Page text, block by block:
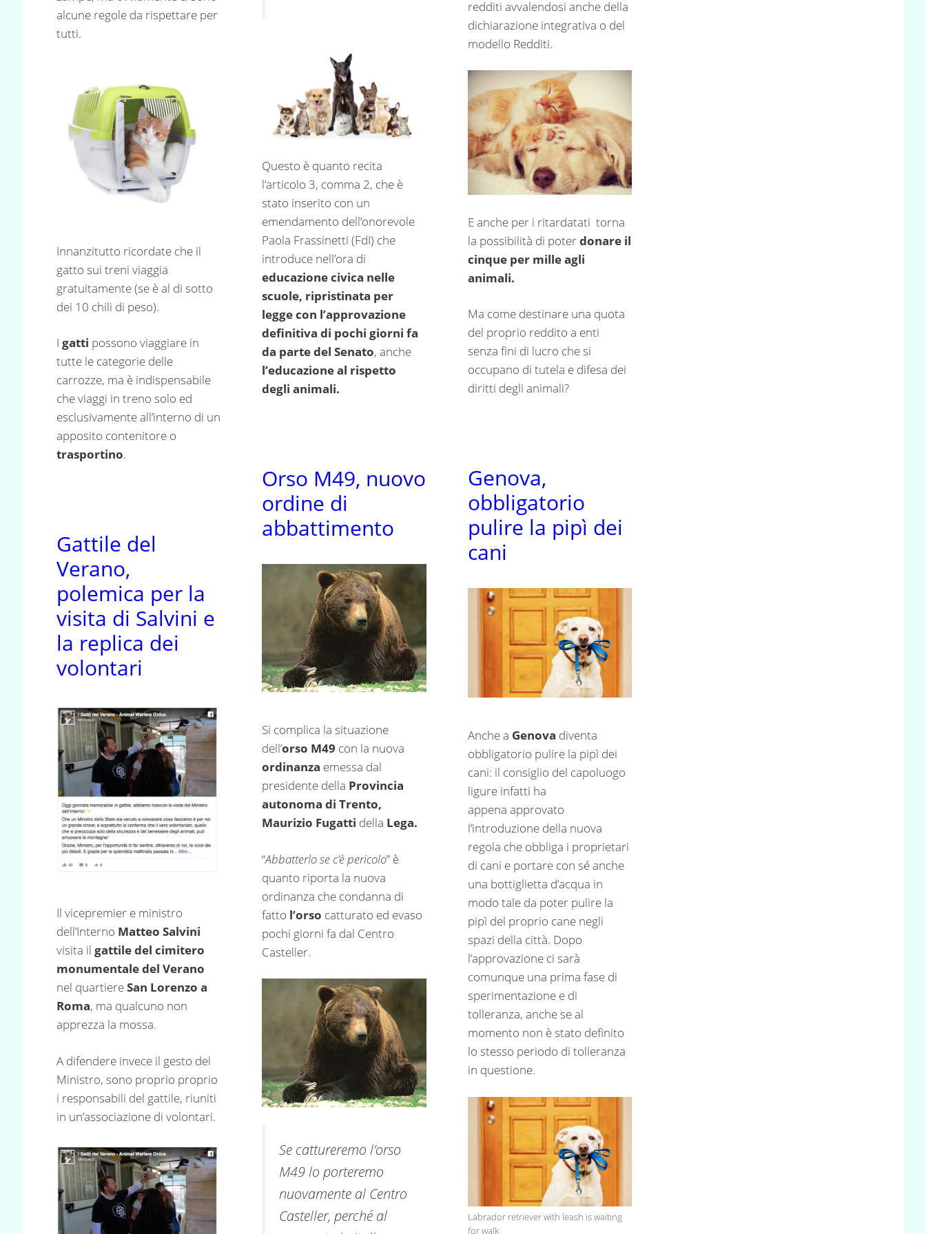
alcune regole da rispettare per
tutti.
Innanzitutto ricordate che il
gatto sui treni viaggia
gratuitamente (se è al di sotto
dei 10 chili di peso).
I gatti possono viaggiare in
tutte le categorie delle
carrozze, ma è indispensabile
che viaggi in treno solo ed
esclusivamente all’interno di un
apposito contenitore o
trasportino.
Questo è quanto recita
l’articolo 3, comma 2, che è
stato inserito con un
emendamento dell’onorevole
Paola Frassinetti (FdI) che
introduce nell’ora di
educazione civica nelle
scuole, ripristinata per
legge con l’approvazione
definitiva di pochi giorni fa
da parte del Senato, anche
l’educazione al rispetto
degli animali.
redditi avvalendosi anche della
dichiarazione integrativa o del
modello Redditi.
E anche per i ritardatati torna
la possibilità di poterdonare il
cinque per mille agli
animali.
Ma come destinare una quota
del proprio reddito a enti
senza fini di lucro che si
occupano di tutela e difesa dei
diritti degli animali?
Genova,
obbligatorio
pulire la pipì dei
cani
Anche a Genova diventa
obbligatorio pulire la pipì dei
cani: il consiglio del capoluogo
ligure infatti ha
appena approvato
l’introduzione della nuova
regola che obbliga i proprietari
di cani e portare con sé anche
una bottiglietta d’acqua in
modo tale da poter pulire la
pipì del proprio cane negli
spazi della città. Dopo
l’approvazione ci sarà
comunque una prima fase di
sperimentazione e di
tolleranza, anche se al
momento non è stato definito
lo stesso periodo di tolleranza
in questione.
Labrador retriever with leash is waiting
for walk
Orso M49, nuovo
ordine di
abbattimento
Si complica la situazione
dell’orso M49 con la nuova
ordinanza emessa dal
presidente della Provincia
autonoma di Trento,
Maurizio Fugatti della Lega.
“Abbatterlo se c’è pericolo” è
quanto riporta la nuova
ordinanza che condanna di
fatto l’orso catturato ed evaso
pochi giorni fa dal Centro
Casteller.
Se cattureremo l’orso
M49 lo porteremo
nuovamente al Centro
Casteller, perché al
Gattile del
Verano,
polemica per la
visita di Salvini e
la replica dei
volontari
Il vicepremier e ministro
dell’Interno Matteo Salvini
visita il gattile del cimitero
monumentale del Verano
nel quartiereSan Lorenzo a
Roma, ma qualcuno non
apprezza la mossa.
A difendere invece il gesto del
Ministro, sono proprio proprio
i responsabili del gattile, riuniti
in un’associazione di volontari.